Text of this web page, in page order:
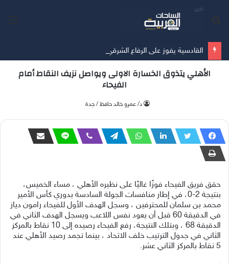
الأهلي يتذوق الخسارة الاولى ويواصل نزيف النقاط أمام
الفيحاء
د/ عمرو خالد حافظ / جدة
حقق فريق الفيحاء فوزًا غاليًا على نظيره الأهلي ، مساء الخميس،
بنتيجة
، في إطار منافسات الجولة السادسة بدوري كأس الأمير
محمد بن سلمان للمحترفين ، وسجل الهدف الأول للفيحاء رامون دياز
في الدقيقة قبل أن يعود نفس اللاعب ويسجل الهدف الثاني في
الدقيقة
وبتلك النتيجة، رفع الفيحاء رصيده إلى نقاط بالمركز
الثاني في جدول الترتيب خلف الاتحاد ، بينما تجمد رصيد الأهلي عند
5 نقاط بالمركز الثاني عشر.